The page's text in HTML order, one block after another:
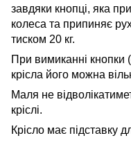
завдяки кнопці, яка
колеса та припиняє
тиском 20 кг.
При вимиканні кнопки
крісла його можна
Маля не
кріслі.
Крісло має підставку